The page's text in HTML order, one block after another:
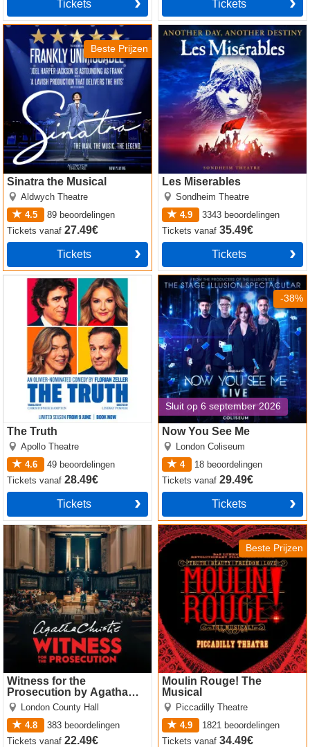
Tickets Tickets
Beste Prijzen
Sinatra the Musical
Aldwych Theatre
4.5
89 beoordelingen
Ticketsvanaf27.49€
Tickets
Sinatra the Musical
Les Miserables
Sondheim Theatre
4.9
3343 beoordelingen
Ticketsvanaf35.49€
Tickets
Les Miserables
The Truth
Apollo Theatre
4.6
49 beoordelingen
Ticketsvanaf28.49€
Tickets
The Truth
-38%
Sluit op 6 september 2026
Now You See Me
London Coliseum
4
18 beoordelingen
Ticketsvanaf29.49€
Tickets
Now You See Me
Witness for the
Prosecution by Agatha
Christie
London County Hall
4.8
383 beoordelingen
Ticketsvanaf22.49€
Witness for the Prosecution
by Agatha Christie
Beste Prijzen
Moulin Rouge! The
Musical
Piccadilly Theatre
4.9
1821 beoordelingen
Ticketsvanaf34.49€
Moulin Rouge! The Musical